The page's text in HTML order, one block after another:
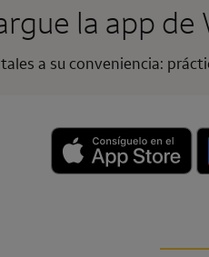
la app de
a su conveniencia: